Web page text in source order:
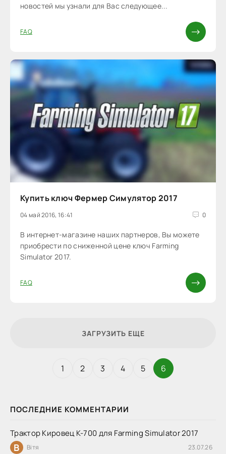
ПОСЛЕДНИЕ КОММЕНТАРИИ
Трактор Кировец К-700 для Farming Simulator 2017
В Вітя 23.07.26
новостей мы узнали для Вас следующее...
FAQ
Купить ключ Фермер Симулятор 2017
04 май 2016, 16:41 0
В интернет-магазине наших партнеров, Вы можете
приобрести по сниженной цене ключ Farming
Simulator 2017.
FAQ
ЗАГРУЗИТЬ ЕЩЕ
1 2 3 4 5 6